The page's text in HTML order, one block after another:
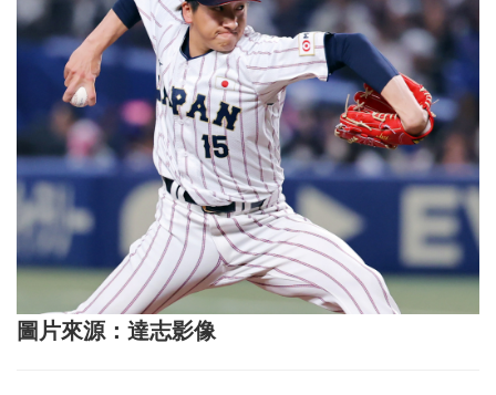
圖片來源：達志影像